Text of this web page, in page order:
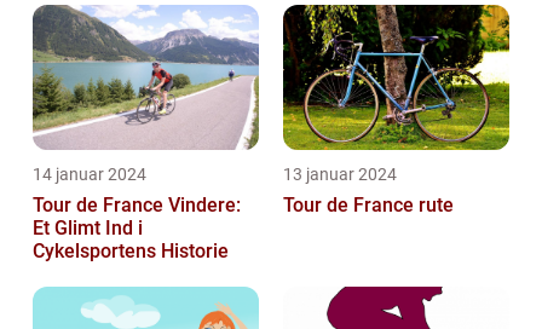
14 januar 2024
Tour de France Vindere:
Et Glimt Ind i
Cykelsportens Historie
13 januar 2024
Tour de France rute